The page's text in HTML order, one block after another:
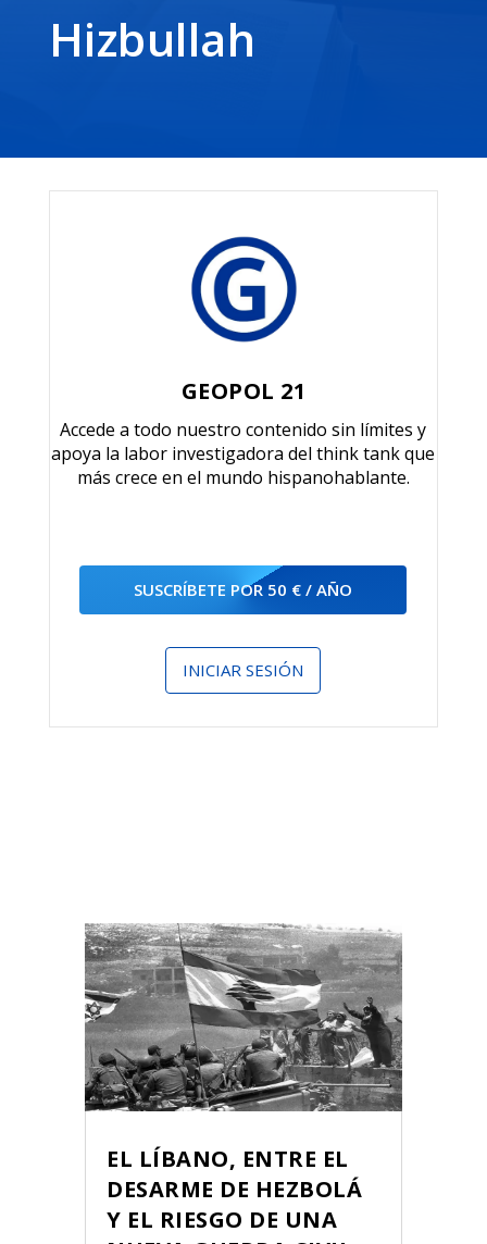
Hizbullah
GEOPOL 21
Accede a todo nuestro contenido sin límites y
apoya la labor investigadora del think tank que
más crece en el mundo hispanohablante.
SUSCRÍBETE POR 50 € / AÑO
INICIAR SESIÓN
EL LÍBANO, ENTRE EL
DESARME DE HEZBOLÁ
Y EL RIESGO DE UNA